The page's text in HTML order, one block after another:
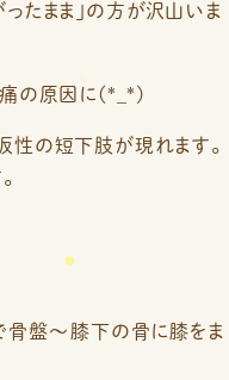
たまま」の方が沢山いま
痛の原因に(*_*)
性の短下肢が現れます。
骨盤～膝下の骨に膝をま